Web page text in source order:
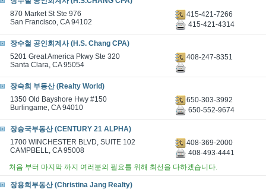
870 Market St Ste 976
San Francisco, CA 94102
415-421-7266
415-421-4314
장수철 공인회계사 (H.S. Chang CPA)
5201 Great America Pkwy Ste 320
Santa Clara, CA 95054
408-247-8351
장숙희 부동산 (Realty World)
1350 Old Bayshore Hwy #150
Burlingame, CA 94010
650-303-3992
650-552-9674
장승국부동산 (CENTURY 21 ALPHA)
1700 WINCHESTER BLVD, SUITE 102
CAMPBELL, CA 95008
408-369-2000
408-493-4441
처음 부터 마지막 까지 여러분의 필요를 위해 최선을 다하겠습니다.
장용희부동산 (Christina Jang Realty)